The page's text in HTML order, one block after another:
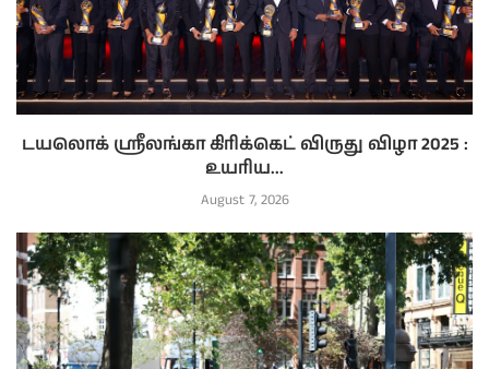
டயலொக் ஸ்ரீலங்கா கிரிக்கெட் விருது விழா 2025 :
உயரிய...
August 7, 2026